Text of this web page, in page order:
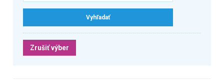
Zrušiť výber